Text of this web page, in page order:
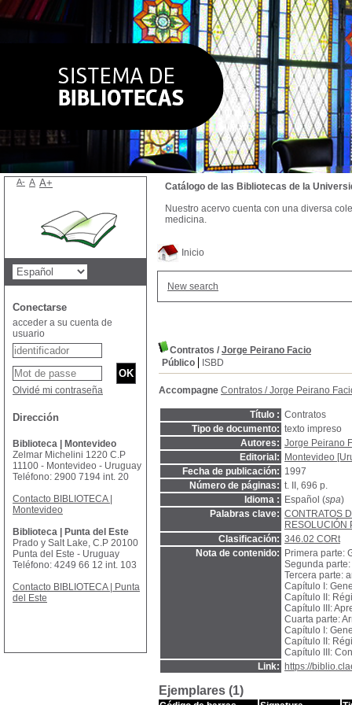
Inicio
New search
Contratos / Jorge Peirano Facio
Público
ISBD
Accompagne Contratos /Jorge Peirano
Título : Contratos
Tipo de documento: texto impreso
Autores: Jorge Peirano
Editorial:
Montevideo
Fecha de publicación: 1997
Número de páginas: t. II, 696 p.
Idioma :
Español (spa)
Palabras clave: CONTRATOS
RESOLUCIÓN
Clasificación: 346.02 CORt
Nota de contenido:
Primera parte:
Segunda
Tercera parte:
Capítulo I:
Capítulo II:
Capítulo III:
Cuarta parte:
Capítulo I:
Capítulo II:
Capítulo III:
Link:
https://
Ejemplares (1)
Catálogo de las Bibliotecas de la
Nuestro acervo cuenta con una diversa
medicina.
A- A A+
Conectarse
acceder a su cuenta de
usuario
Olvidé mi contraseña
Dirección
Biblioteca | Montevideo
Zelmar Michelini 1220 C.P
11100 - Montevideo - Uruguay
Teléfono: 2900 7194 int. 20
Contacto BIBLIOTECA |
Montevideo
Biblioteca | Punta del Este
Prado y Salt Lake, C.P 20100
Punta del Este - Uruguay
Teléfono: 4249 66 12 int. 103
Contacto BIBLIOTECA | Punta
del Este